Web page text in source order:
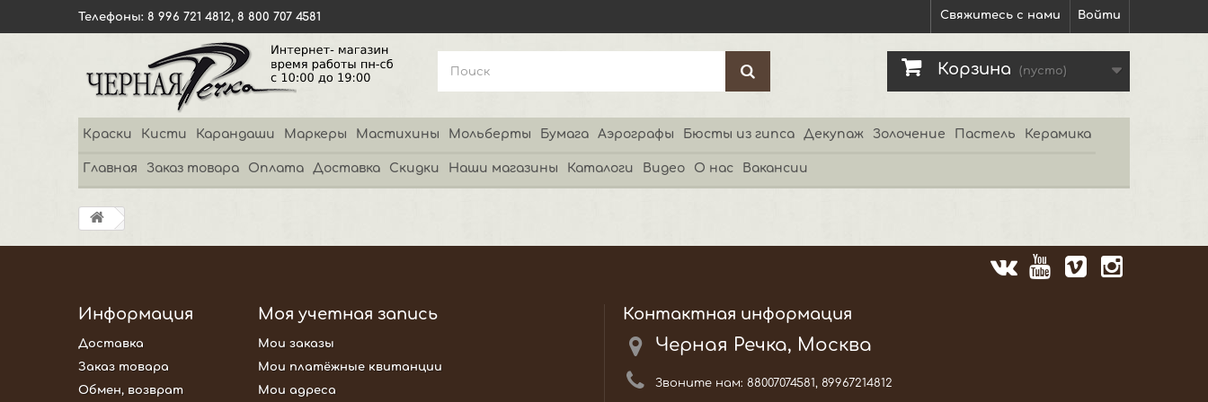
Войти
Свяжитесь с нами
Телефоны: 8 996 721 4812, 8 800 707 4581
Корзина (пусто)
Краски Кисти Карандаши Маркеры Мастихины Мольберты Бумага Аэрографы Бюсты из гипса Декупаж Золочение Пастель Керамика
Главная Заказ товара Оплата Доставка Скидки Наши магазины Каталоги Видео О нас Вакансии
Информация
Доставка
Заказ товара
Обмен, возврат
Моя учетная запись
Мои заказы
Мои платёжные квитанции
Мои адреса
Контактная информация
Черная Речка, Москва
Звоните нам: 88007074581, 89967214812